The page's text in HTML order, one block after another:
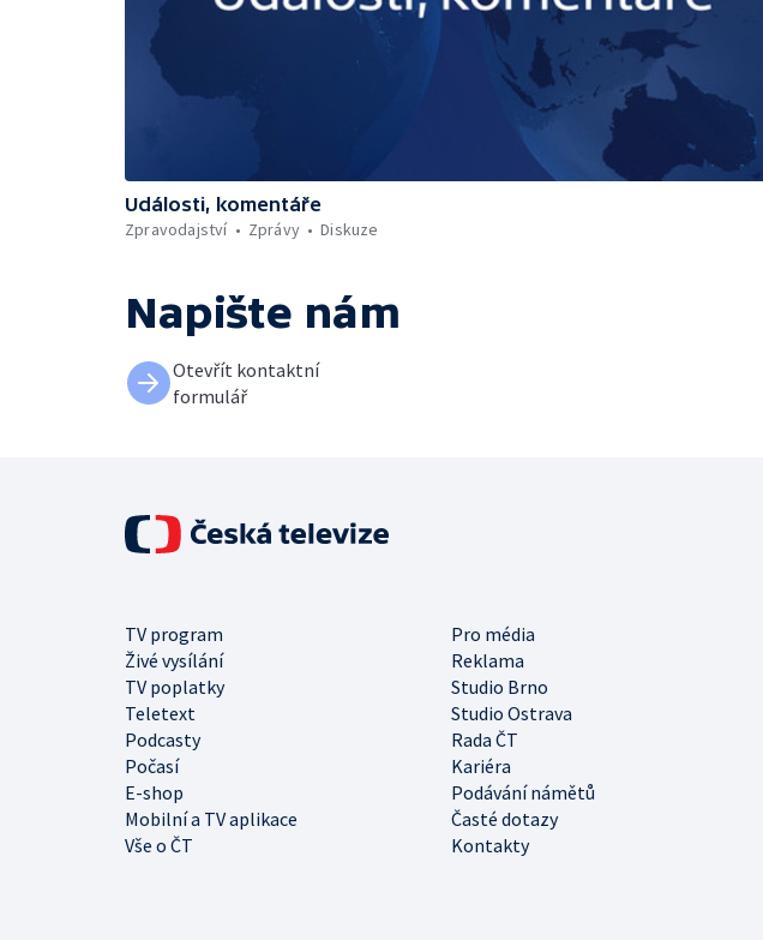
Události, komentáře
Zpravodajství
Zprávy Diskuze
Napište nám
Otevřít kontaktní
formulář
TV program
Pro média
Živé vysílání
Reklama
TV poplatky
Studio Brno
Teletext
Studio Ostrava
Podcasty
Rada ČT
Počasí
Kariéra
E-shop
Podávání námětů
Mobilní a TV aplikace
Časté dotazy
Vše o ČT
Kontakty